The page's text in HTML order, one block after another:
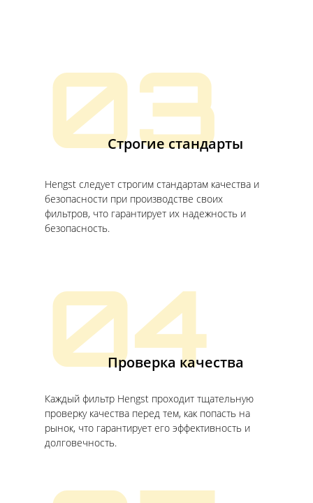
03
Строгие стандарты
Hengst следует строгим стандартам качества и
безопасности при производстве своих
фильтров, что гарантирует их надежность и
безопасность.
04
Проверка качества
Каждый фильтр Hengst проходит тщательную
проверку качества перед тем, как попасть на
рынок, что гарантирует его эффективность и
долговечность.